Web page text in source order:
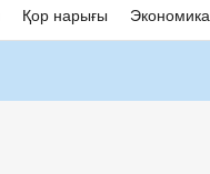
Қор нарығы Экономика